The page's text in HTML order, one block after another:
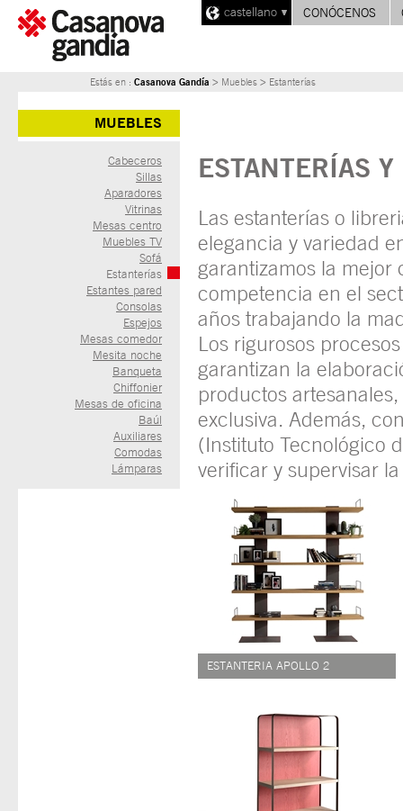
castellano CONÓCENOS
Estás en : Casanova Gandía > Muebles > Estanterías
MUEBLES
Cabeceros
Sillas
Aparadores
Vitrinas
Mesas centro
Muebles TV
Sofá
Estanterías
Estantes pared
Consolas
Espejos
Mesas comedor
Mesita noche
Banqueta
Chiffonier
Mesas de oficina
Baúl
Auxiliares
Comodas
Lámparas
ESTANTERÍAS
Las estanterías o
elegancia y variedad
garantizamos la
competencia en el
años trabajando la
Los rigurosos
garantizan la
productos
exclusiva. Además,
(Instituto Tecnológico
verificar y supervisar
ESTANTERIA APOLLO 2